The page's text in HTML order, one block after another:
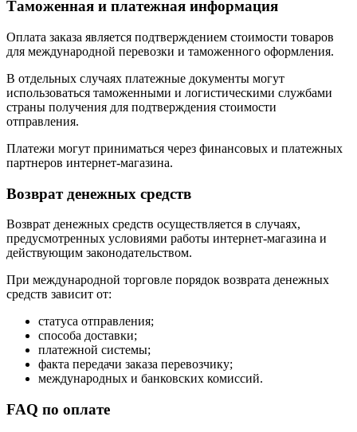
Таможенная и платежная информация
Оплата заказа является подтверждением стоимости товаров
для международной перевозки и таможенного оформления.
В отдельных случаях платежные документы могут
использоваться таможенными и логистическими службами
страны получения для подтверждения стоимости
отправления.
Платежи могут приниматься через финансовых и платежных
партнеров интернет-магазина.
Возврат денежных средств
Возврат денежных средств осуществляется в случаях,
предусмотренных условиями работы интернет-магазина и
действующим законодательством.
При международной торговле порядок возврата денежных
средств зависит от:
статуса отправления;
способа доставки;
платежной системы;
факта передачи заказа перевозчику;
международных и банковских комиссий.
FAQ по оплате